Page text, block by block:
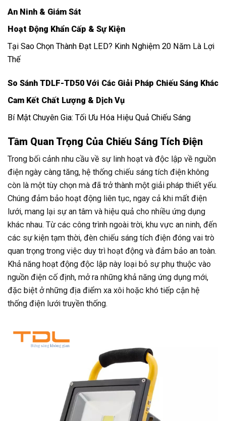
An Ninh & Giám Sát
Hoạt Động Khẩn Cấp & Sự Kiện
Tại Sao Chọn Thành Đạt LED? Kinh Nghiệm 20 Năm Là Lợi
Thế
So Sánh TDLF-TD50 Với Các Giải Pháp Chiếu Sáng Khác
Cam Kết Chất Lượng & Dịch Vụ
Bí Mật Chuyên Gia: Tối Ưu Hóa Hiệu Quả Chiếu Sáng
Tầm Quan Trọng Của Chiếu Sáng Tích Điện
Trong bối cảnh nhu cầu về sự linh hoạt và độc lập về nguồn
điện ngày càng tăng, hệ thống chiếu sáng tích điện không
còn là một tùy chọn mà đã trở thành một giải pháp thiết yếu.
Chúng đảm bảo hoạt động liên tục, ngay cả khi mất điện
lưới, mang lại sự an tâm và hiệu quả cho nhiều ứng dụng
khác nhau. Từ các công trình ngoài trời, khu vực an ninh, đến
các sự kiện tạm thời, đèn chiếu sáng tích điện đóng vai trò
quan trọng trong việc duy trì hoạt động và đảm bảo an toàn.
Khả năng hoạt động độc lập này loại bỏ sự phụ thuộc vào
nguồn điện cố định, mở ra những khả năng ứng dụng mới,
đặc biệt ở những địa điểm xa xôi hoặc khó tiếp cận hệ
thống điện lưới truyền thống.